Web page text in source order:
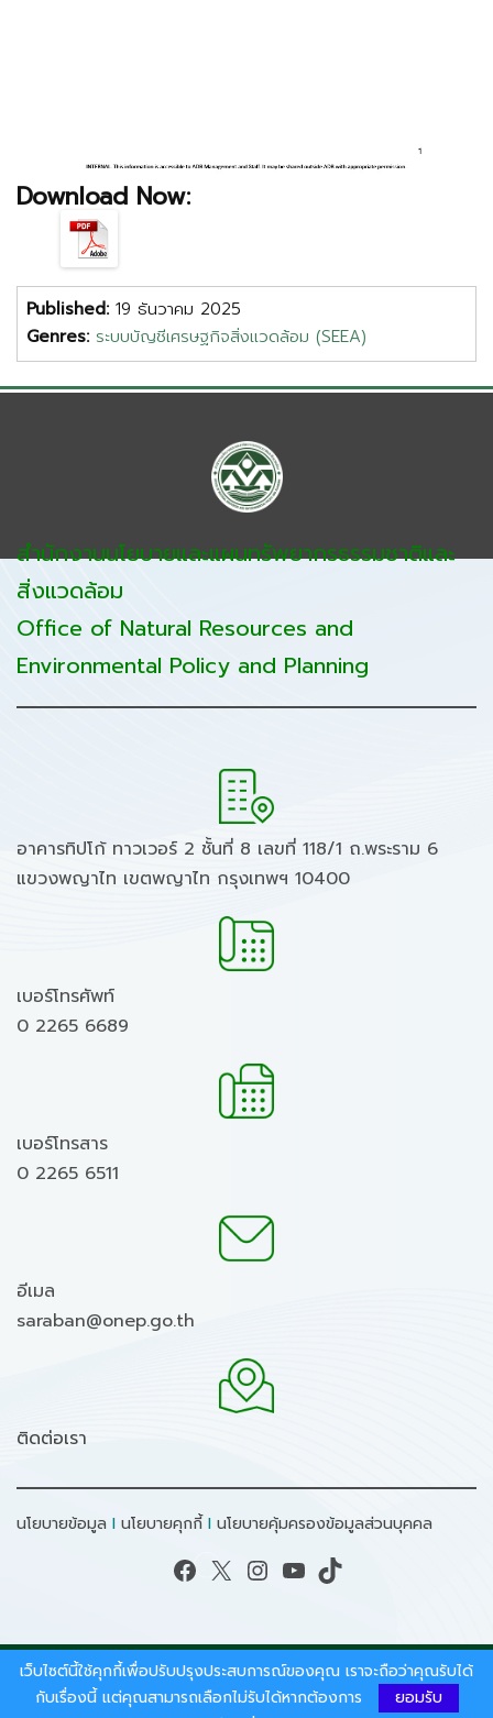
Download Now:
Published: 19 ธันวาคม 2025
Genres: ระบบบัญชีเศรษฐกิจสิ่งแวดล้อม (SEEA)
สำนักงานนโยบายและแผนทรัพยากรธรรมชาติและ
สิ่งแวดล้อม
Office of Natural Resources and
Environmental Policy and Planning
อาคารทิปโก้ ทาวเวอร์ 2 ชั้นที่ 8 เลขที่ 118/1 ถ.พระราม 6
แขวงพญาไท เขตพญาไท กรุงเทพฯ 10400
เบอร์โทรศัพท์
0 2265 6689
เบอร์โทรสาร
0 2265 6511
อีเมล
saraban@onep.go.th
ติดต่อเรา
นโยบายข้อมูล I นโยบายคุกกี้ I นโยบายคุ้มครองข้อมูลส่วนบุคคล
Facebook X Instagram YouTube TikTok
สงวนลิขสิทธิ์ © 2026 - สำนักงานนโยบายและแผน
ทรัพยากรธรรมชาติและสิ่งแวดล้อม.
เว็บไซต์นี้ใช้คุกกี้เพื่อปรับปรุงประสบการณ์ของคุณ เราจะถือว่าคุณรับได้
กับเรื่องนี้ แต่คุณสามารถเลือกไม่รับได้หากต้องการ
ยอมรับ